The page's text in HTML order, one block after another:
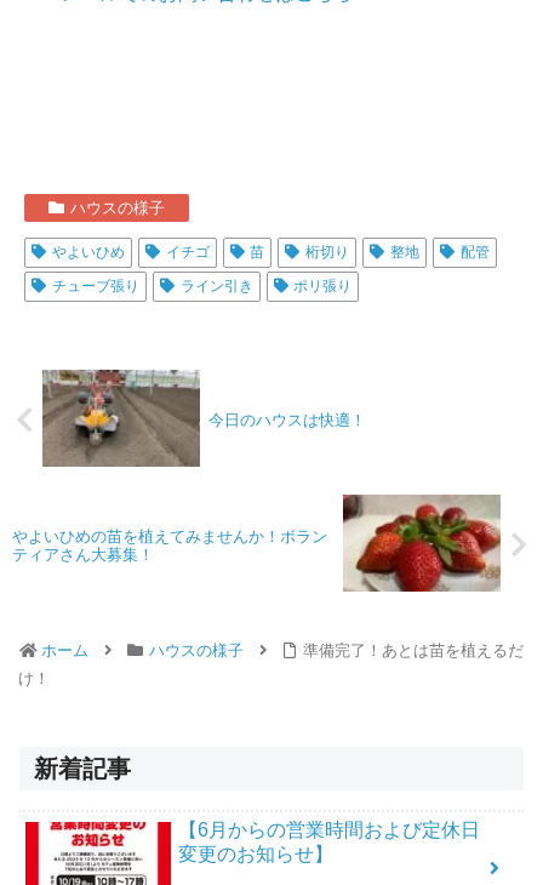
ハウスの様子
やよいひめ イチゴ 苗 桁切り 整地
配管
チューブ張り
ライン引き ポリ張り
今日のハウスは快適！
やよいひめの苗を植えてみませんか！ボラン
ティアさん大募集！
ホーム ハウスの様子
準備完了！あとは苗を植えるだ
け！
新着記事
【6月からの営業時間および定休日
変更のお知らせ】